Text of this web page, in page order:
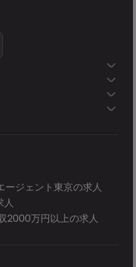
ージェント東京の求人
人
2000万円以上の求人